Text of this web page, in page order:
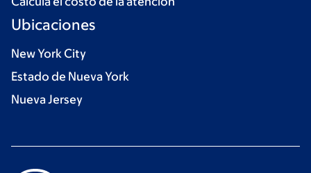
Ubicaciones
New York City
Estado de Nueva York
Nueva Jersey